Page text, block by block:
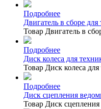
Подробнее
Двигатель в сборе
Товар Двигатель в
Подробнее
Диск колеса для
Товар Диск колеса
Подробнее
Диск сцепления
Товар Диск